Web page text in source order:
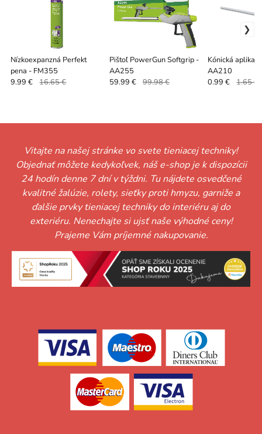
Nízkoexpanzná Perfekt
pena - FM355
9.99 € 16.65 €
Pištoľ PowerGun Softgrip -
AA255
59.99 € 99.98 €
Kónická
AA210
0.99 € 1.65 €
Vitajte na našej stránke vo svete tieniacej techniky!
Objednať môžete kedykoľvek, náš e-shop je k dispozícii
24 hodín denne 7 dní v týždni. Tu nájdete osvedčené
kvalitné žalúzie, rolety, sieťky proti hmyzu, garniže a
ďalšie prvky tieniacej techniky do interiéru aj do
exteriéru. Nenechajte si ujsť naše výhodné ceny!
Prajeme Vám príjemné nakupovanie.